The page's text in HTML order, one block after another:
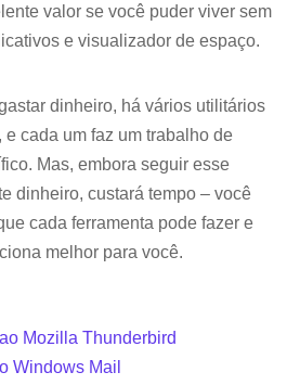
valor se você puder viver sem
e visualizador de espaço.
dinheiro, há vários utilitários
cada um faz um trabalho de
Mas, embora seguir esse
dinheiro, custará tempo – você
cada ferramenta pode fazer e
melhor para você.
Mozilla Thunderbird
Windows Mail